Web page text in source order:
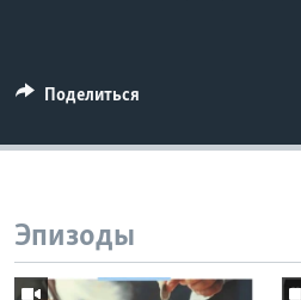
Поделиться
Эпизоды